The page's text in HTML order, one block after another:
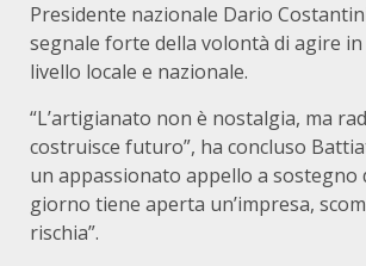
Presidente nazionale Dario
segnale forte della volontà di agire
livello locale e nazionale.
“L’artigianato non è nostalgia, ma
costruisce futuro”, ha concluso
un appassionato appello a sostegno
giorno tiene aperta un’impresa,
rischia”.